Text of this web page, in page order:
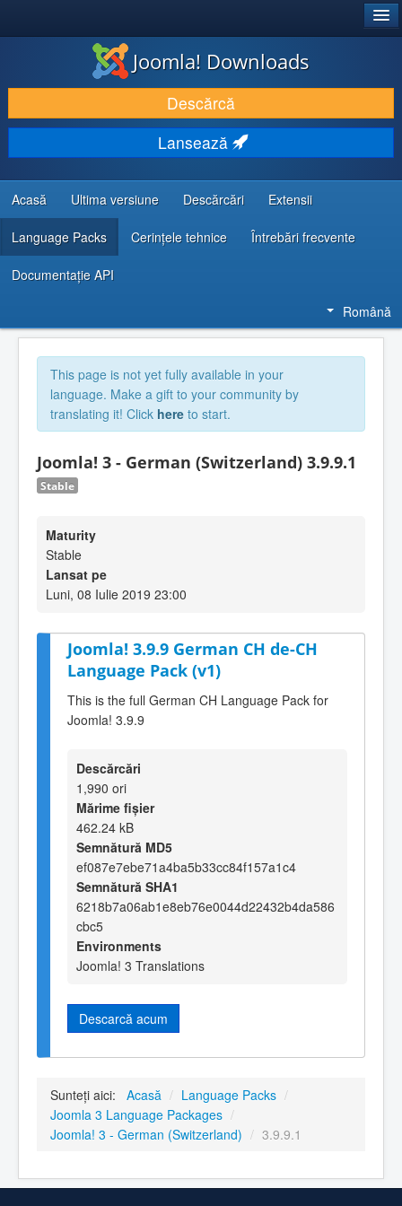
DESCARCĂ & ȘI EXTINDE
DESCOPERĂ & ÎNVAȚĂ
COMUNITATE & SUPORT
RESURSE DEZVOLTATORI
Joomla! Downloads
Descărcă
Lansează
Acasă Ultima versiune Descărcări Extensii
Language Packs Cerințele tehnice Întrebări frecvente
Documentaţie API
Română
This page is not yet fully available in your
language. Make a gift to your community by
translating it! Click here to start.
Joomla! 3 - German (Switzerland) 3.9.9.1
Stable
Maturity
Stable
Lansat pe
Luni, 08 Iulie 2019 23:00
Joomla! 3.9.9 German CH de-CH
Language Pack (v1)
This is the full German CH Language Pack for
Joomla! 3.9.9
Descărcări
1,990 ori
Mărime fișier
462.24 kB
Semnătură MD5
ef087e7ebe71a4ba5b33cc84f157a1c4
Semnătură SHA1
6218b7a06ab1e8eb76e0044d22432b4da586
cbc5
Environments
Joomla! 3 Translations
Descarcă acum
Sunteți aici: Acasă / Language Packs /
Joomla 3 Language Packages /
Joomla! 3 - German (Switzerland) / 3.9.9.1